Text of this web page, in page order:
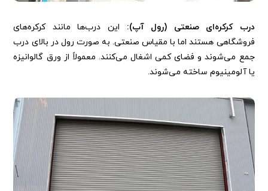
درب کرکره‌ای صنعتی (رول آپ): این درب‌ها مانند کرکره‌های
فروشگاهی هستند اما با مقیاس صنعتی. به صورت رول در بالای درب
جمع می‌شوند و فضای کمی اشغال می‌کنند. معمولاً از ورق گالوانیزه
یا آلومینیوم ساخته می‌شوند.